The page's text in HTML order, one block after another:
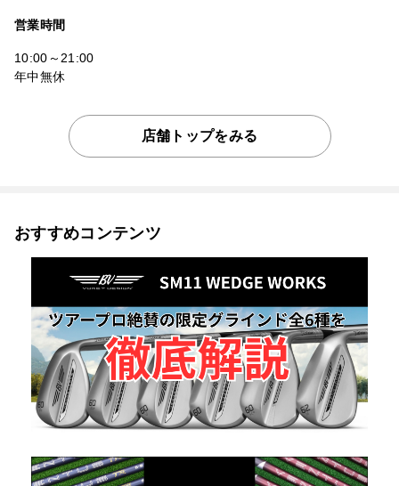
営業時間
10:00～21:00
年中無休
店舗トップをみる
おすすめコンテンツ